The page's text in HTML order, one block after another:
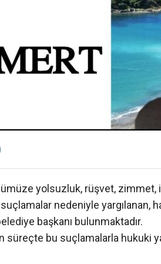
yolsuzluk, rüşvet, zimmet,
nedeniyle yargılanan,
başkanı bulunmaktadır.
süreçte bu suçlamalarla hukuki